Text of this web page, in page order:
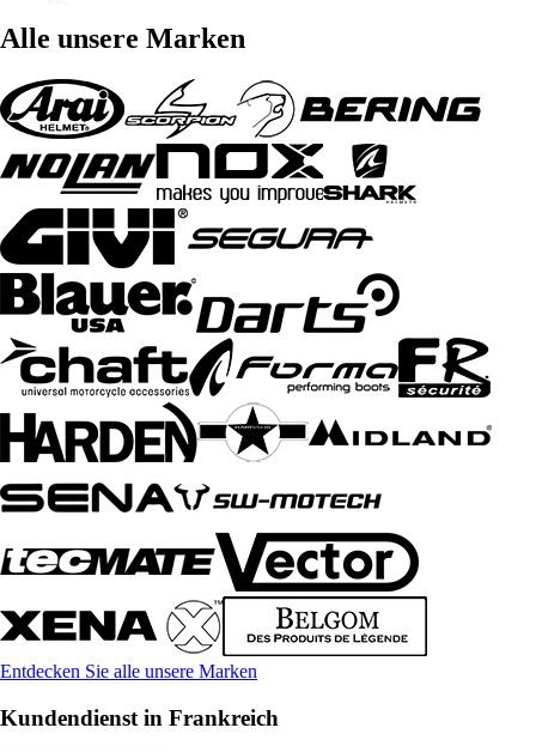
Alle unsere Marken
Entdecken Sie alle unsere Marken
Kundendienst in Frankreich